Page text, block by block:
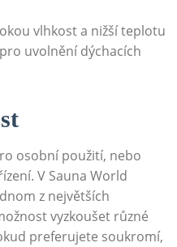
vlhkost‌ a‌ nižší⁢ teplotu⁢
uvolnění‌ dýchacích
osobní použití, nebo
‍V Sauna World
z největších
vyzkoušet různé
preferujete soukromí,⁣